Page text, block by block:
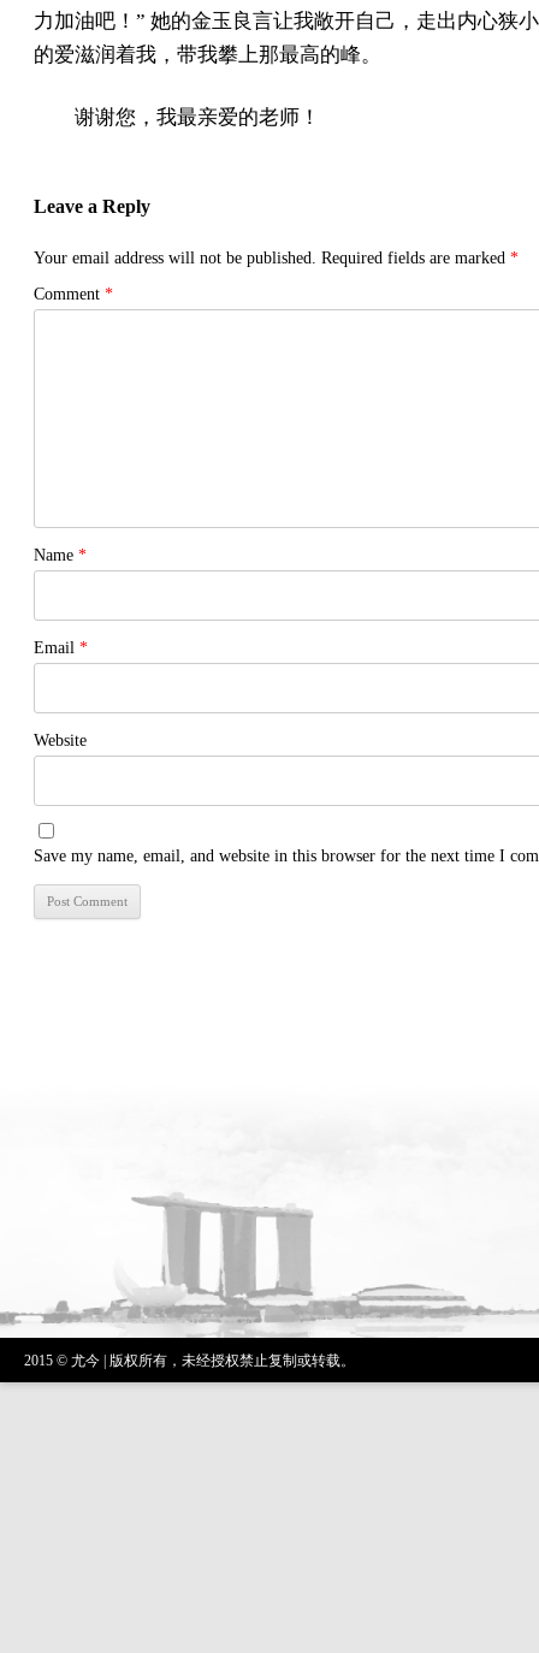
力加油吧！” 她的金玉良言让我敞开自己，走出内心狭
的爱滋润着我，带我攀上那最高的峰。
谢谢您，我最亲爱的老师！
Leave a Reply
Your email address will not be published. Required fields are marked *
Comment *
Name *
Email *
Website
Save my name, email, and website in this browser for the next time I
2015 © 尤今 | 版权所有，未经授权禁止复制或转载。